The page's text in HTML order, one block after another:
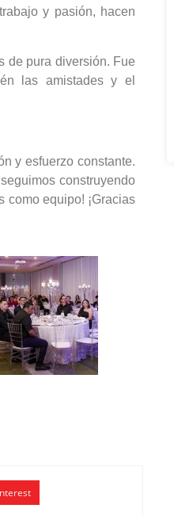
y pasión, hacen
de pura diversión. Fue
las amistades y el
y esfuerzo constante.
construyendo
como equipo! ¡Gracias